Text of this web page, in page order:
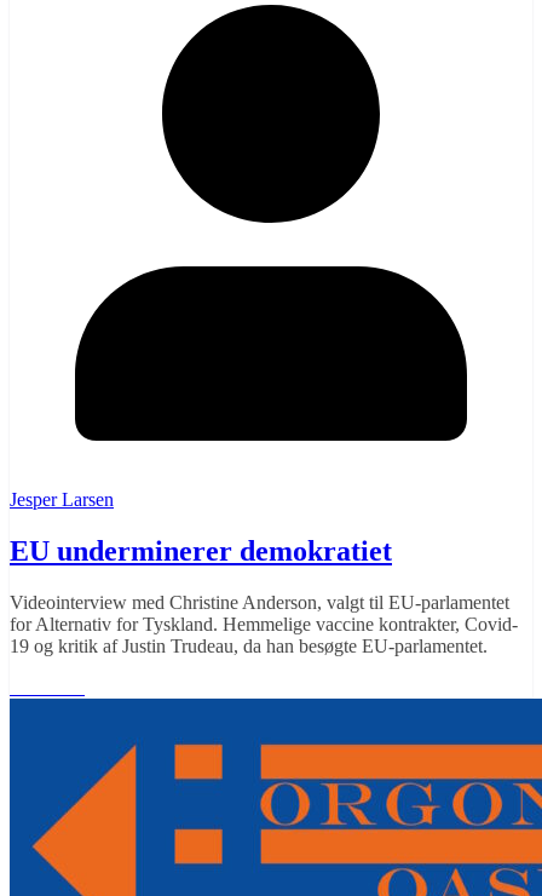
Jesper Larsen
EU underminerer demokratiet
Videointerview med Christine Anderson, valgt til EU-parlamentet
for Alternativ for Tyskland. Hemmelige vaccine kontrakter, Covid-
19 og kritik af Justin Trudeau, da han besøgte EU-parlamentet.